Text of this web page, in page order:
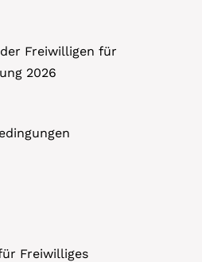
Freiwilligen für
2026
Freiwilliges